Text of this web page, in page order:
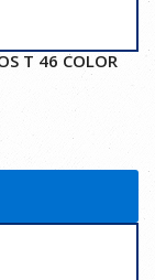
T 46 COLOR